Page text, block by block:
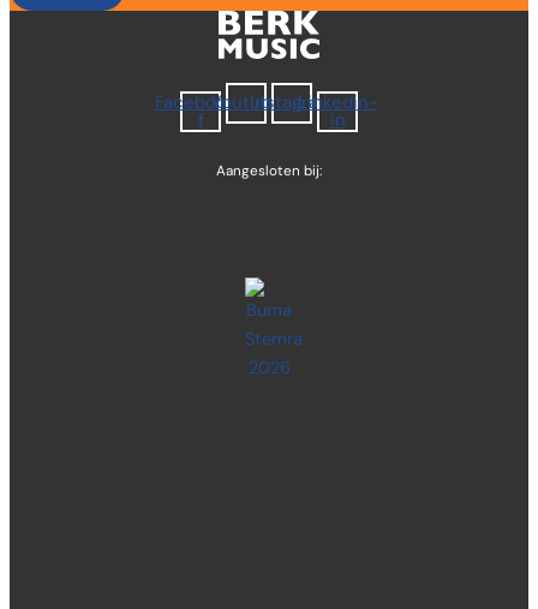
Facebook-
f
YoutubeInstagramLinkedin-
in
Aangesloten bij: